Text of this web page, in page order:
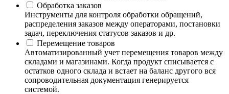
Обработка заказов
Инструменты для контроля обработки обращений,
распределения заказов между операторами, постановки
задач, переключения статусов заказов и др.
Перемещение товаров
Автоматизированный учет перемещения товаров между
складами и магазинами. Когда продукт списывается с
остатков одного склада и встает на баланс другого вся
сопроводительная документация генерируется
системой.